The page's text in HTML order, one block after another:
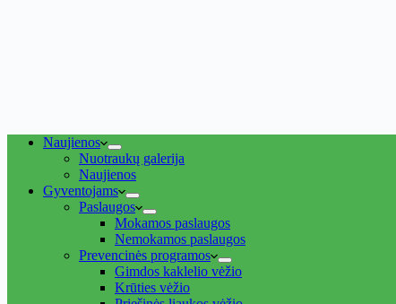
Naujienos
Nuotraukų galerija
Naujienos
Gyventojams
Paslaugos
Mokamos paslaugos
Nemokamos paslaugos
Prevencinės programos
Gimdos kaklelio vėžio
Krūties vėžio